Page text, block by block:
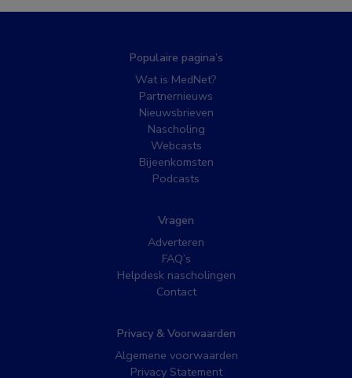
Populaire pagina’s
Wat is MedNet?
Partnernieuws
Nieuwsbrieven
Nascholing
Webcasts
Bijeenkomsten
Podcasts
Vragen
Adverteren
FAQ’s
Helpdesk nascholingen
Contact
Privacy & Voorwaarden
Algemene voorwaarden
Privacy Statement